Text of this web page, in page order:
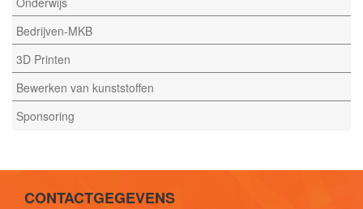
Bedrijven-MKB
3D Printen
Bewerken van kunststoffen
Sponsoring
CONTACTGEGEVENS